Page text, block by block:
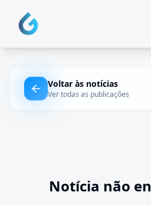
Voltar às notícias
Ver todas as publicações
Notícia não